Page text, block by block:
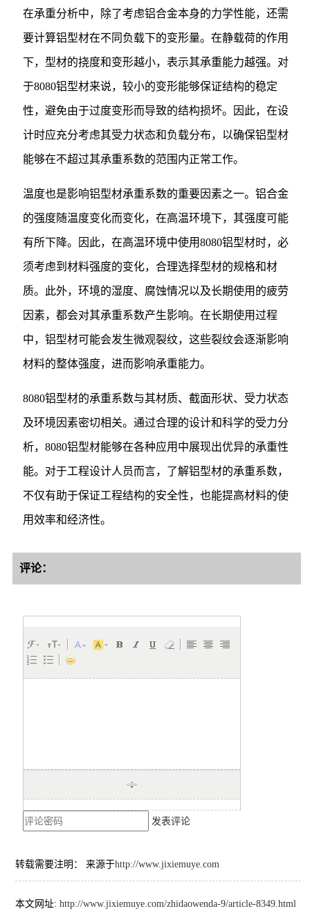
在承重分析中，除了考虑铝合金本身的力学性能，还需
要计算铝型材在不同负载下的变形量。在静载荷的作用
下，型材的挠度和变形越小，表示其承重能力越强。对
于8080铝型材来说，较小的变形能够保证结构的稳定
性，避免由于过度变形而导致的结构损坏。因此，在设
计时应充分考虑其受力状态和负载分布，以确保铝型材
能够在不超过其承重系数的范围内正常工作。
温度也是影响铝型材承重系数的重要因素之一。铝合金
的强度随温度变化而变化，在高温环境下，其强度可能
有所下降。因此，在高温环境中使用8080铝型材时，必
须考虑到材料强度的变化，合理选择型材的规格和材
质。此外，环境的湿度、腐蚀情况以及长期使用的疲劳
因素，都会对其承重系数产生影响。在长期使用过程
中，铝型材可能会发生微观裂纹，这些裂纹会逐渐影响
材料的整体强度，进而影响承重能力。
8080铝型材的承重系数与其材质、截面形状、受力状态
及环境因素密切相关。通过合理的设计和科学的受力分
析，8080铝型材能够在各种应用中展现出优异的承重性
能。对于工程设计人员而言，了解铝型材的承重系数，
不仅有助于保证工程结构的安全性，也能提高材料的使
用效率和经济性。
评论：
发表评论
转载需要注明： 来源于http://www.jixiemuye.com
本文网址: http://www.jixiemuye.com/zhidaowenda-9/article-8349.html